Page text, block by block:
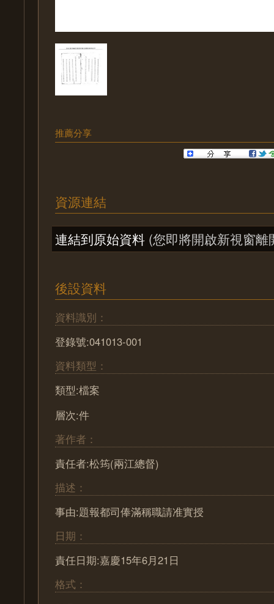
推薦分享
資源連結
連結到原始資料 (您即將開啟新視窗離
後設資料
資料識別：
登錄號:041013-001
資料類型：
類型:檔案
層次:件
著作者：
責任者:松筠(兩江總督)
描述：
事由:題報都司俸滿稱職請准實授
日期：
責任日期:嘉慶15年6月21日
格式：